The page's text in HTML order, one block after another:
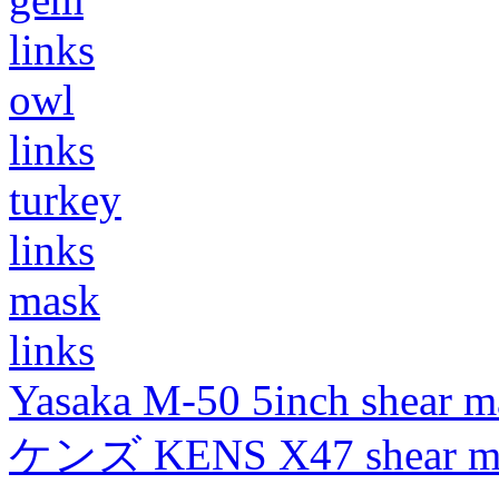
links
owl
links
turkey
links
mask
links
Yasaka M-50 5inch shear
ケンズ KENS X47 shear